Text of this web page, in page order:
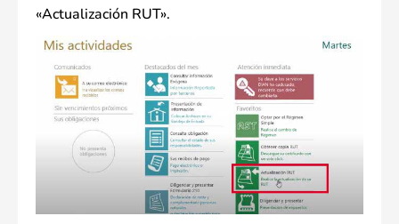
«Actualización RUT».